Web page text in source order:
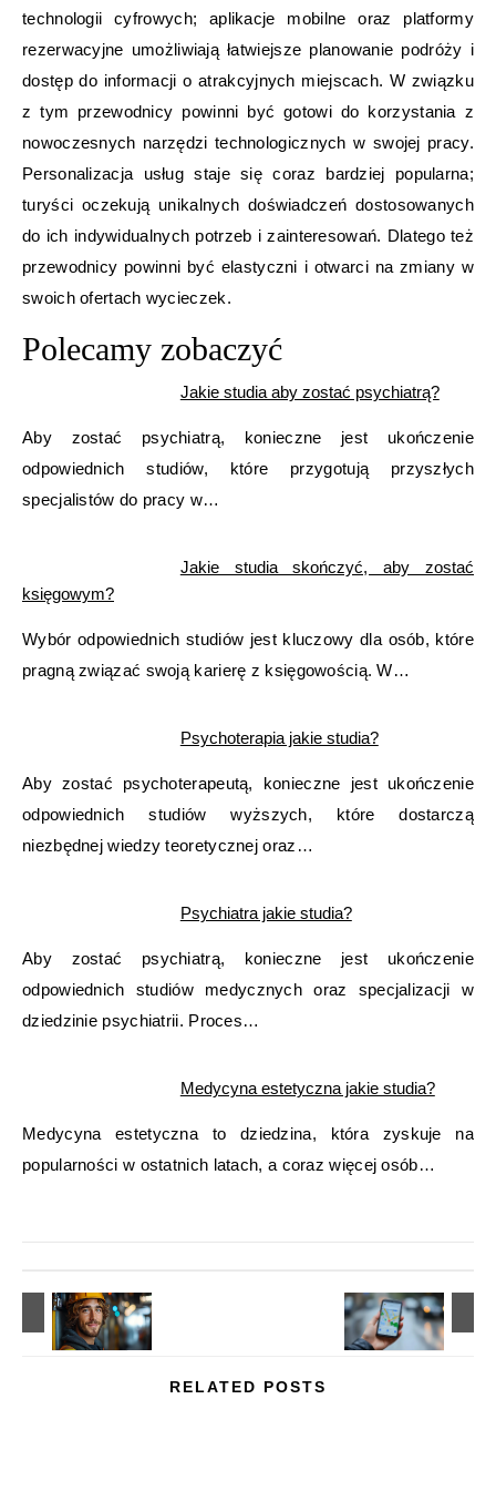
technologii cyfrowych; aplikacje mobilne oraz platformy
rezerwacyjne umożliwiają łatwiejsze planowanie podróży i
dostęp do informacji o atrakcyjnych miejscach. W związku
z tym przewodnicy powinni być gotowi do korzystania z
nowoczesnych narzędzi technologicznych w swojej pracy.
Personalizacja usług staje się coraz bardziej popularna;
turyści oczekują unikalnych doświadczeń dostosowanych
do ich indywidualnych potrzeb i zainteresowań. Dlatego też
przewodnicy powinni być elastyczni i otwarci na zmiany w
swoich ofertach wycieczek.
Polecamy zobaczyć
Jakie studia aby zostać psychiatrą?
Aby zostać psychiatrą, konieczne jest ukończenie
odpowiednich studiów, które przygotują przyszłych
specjalistów do pracy w…
Jakie studia skończyć, aby zostać
księgowym?
Wybór odpowiednich studiów jest kluczowy dla osób, które
pragną związać swoją karierę z księgowością. W…
Psychoterapia jakie studia?
Aby zostać psychoterapeutą, konieczne jest ukończenie
odpowiednich studiów wyższych, które dostarczą
niezbędnej wiedzy teoretycznej oraz…
Psychiatra jakie studia?
Aby zostać psychiatrą, konieczne jest ukończenie
odpowiednich studiów medycznych oraz specjalizacji w
dziedzinie psychiatrii. Proces…
Medycyna estetyczna jakie studia?
Medycyna estetyczna to dziedzina, która zyskuje na
popularności w ostatnich latach, a coraz więcej osób…
RELATED POSTS